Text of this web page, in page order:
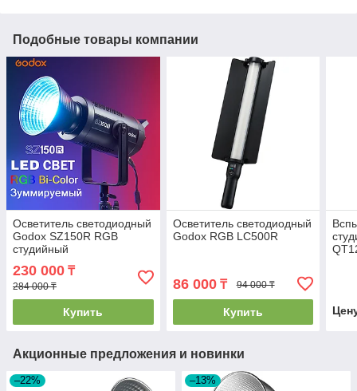
Подобные товары компании
Осветитель светодиодный
Godox SZ150R RGB
студийный
230 000 ₸
284 000 ₸
Купить
Осветитель светодиодный
Godox RGB LC500R
86 000₸ 94 000 ₸
Купить
Акционные предложения и новинки
–22% –13%